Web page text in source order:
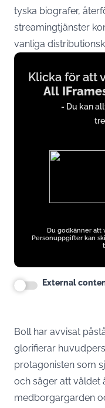
tyska biografer,
streamingtjänster
vanliga
Display
content
Klicka för att
All
- Du kan
Du godkänner att
Personuppgifter kan
External
Boll har avvisat
glorifierar
protagonisten som
och säger att våldet
medborgargarden